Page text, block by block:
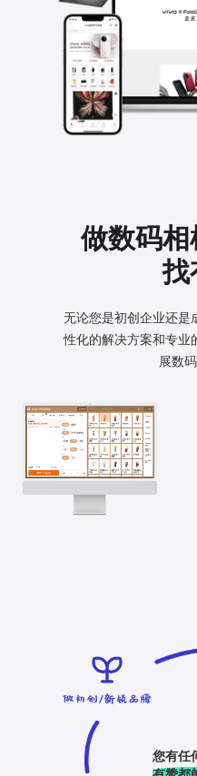
做数码
找
无论您是初创企业还是
性化的解决方案和专业
展数
您有任